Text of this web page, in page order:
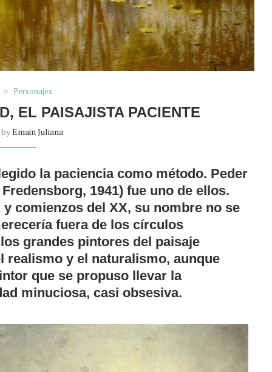
Personajes
EL PAISAJISTA PACIENTE
byEmain Juliana
la paciencia como método. Peder
1941) fue uno de ellos.
comienzos del XX, su nombre no se
fuera de los círculos
grandes pintores del paisaje
realismo y el naturalismo, aunque
que se propuso llevar la
minuciosa, casi obsesiva.